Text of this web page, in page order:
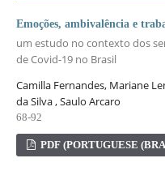
Emoções, ambivalência e
um estudo no contexto dos
de Covid-19 no Brasil
Camilla Fernandes, Mariane
da Silva , Saulo Arcaro
68-92
PDF (PORTUGUESE